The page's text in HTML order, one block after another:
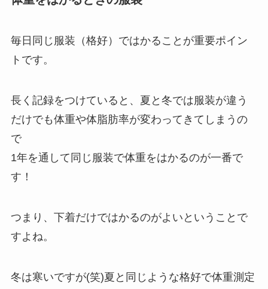
毎日同じ服装（格好）ではかることが重要ポイン
ト です。
長く記録をつけていると、夏と冬では服装が違う
だけでも体重や体脂肪率が変わってきてしまうの
で
1年を通して同じ服装で体重をはかるのが一番で
す！
つまり、 下着だけではかるのがよい ということで
すよね。
冬は寒いですが(笑)夏と同じような格好で体重測定